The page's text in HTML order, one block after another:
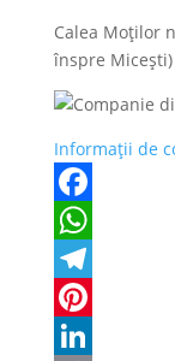
Calea Moților
înspre Micești)
Informații de
Facebook
WhatsApp
Telegram
Pinterest